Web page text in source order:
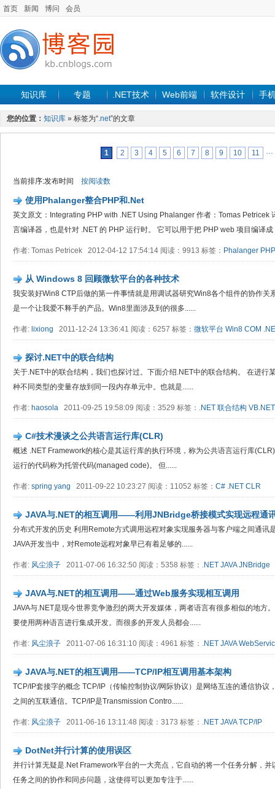
首页 新闻 博问 会员
知识库 专题 .NET技术 Web前端 软件设计 手
您的位置： 知识库 » 标签为“.net”的文章
1 2 3 4 5 6 7 8 9 10 11 ···
当前排序:发布时间 按阅读数
使用Phalanger整合PHP和.Net
英文原文：Integrating PHP with .NET Using Phalanger 作者：Tomas Petricek
言编译器，也是针对 .NET 的 PHP 运行时。 它可以用于把 PHP web 项目编译成
作者: Tomas Petricek 2012-04-12 17:54:14 阅读：9913 标签： Phalanger PHP
从 Windows 8 回顾微软平台的各种技术
我安装好Win8 CTP后做的第一件事情就是用调试器研究Win8各个组件的协作关
是一个让我爱不释手的产品。Win8里面涉及到的很多......
作者: lixiong 2011-12-24 13:36:41 阅读：6257 标签： 微软平台 Win8 COM
探讨.NET中的联合结构
关于.NET中的联合结构，我们也探讨过。下面介绍.NET中的联合结构。 在进行
种不同类型的变量存放到同一段内存单元中。也就是......
作者: haosola 2011-09-25 19:58:09 阅读：3529 标签： .NET 联合结构 VB.NET
C#技术漫谈之公共语言运行库(CLR)
概述 .NET Framework的核心是其运行库的执行环境，称为公共语言运行库
运行的代码称为托管代码(managed code)。 但......
作者: spring yang 2011-09-22 10:23:27 阅读：11052 标签： C# .NET CLR
JAVA与.NET的相互调用——利用JNBridge桥接模式实现远程通
分布式开发的历史 利用Remote方式调用远程对象实现服务器与客户端之间通讯
JAVA开发当中，对Remote远程对象早已有着足够的......
作者: 风尘浪子 2011-07-06 16:32:50 阅读：5358 标签： .NET JAVA JNBridge
JAVA与.NET的相互调用——通过Web服务实现相互调用
JAVA与.NET是现今世界竞争激烈的两大开发媒体，两者语言有很多相似的地方
要使用两种语言进行集成开发。而很多的开发人员都会......
作者: 风尘浪子 2011-07-06 16:31:10 阅读：4961 标签： .NET JAVA
JAVA与.NET的相互调用——TCP/IP相互调用基本架构
TCP/IP套接字的概念 TCP/IP（传输控制协议/网际协议）是网络互连的通信协议
之间的互联通信。TCP/IP是Transmission Contro......
作者: 风尘浪子 2011-06-16 13:11:48 阅读：3173 标签： .NET JAVA TCP/IP
DotNet并行计算的使用误区
并行计算无疑是.Net Framework平台的一大亮点，它自动的将一个任务分解，
任务之间的协作和同步问题，这使得可以更加专注于......